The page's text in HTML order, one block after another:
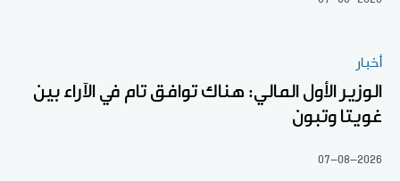
أخبار
الوزير الأول المالي: هناك توافق تام في الآراء بين
غويتا وتبون
07-08-2026